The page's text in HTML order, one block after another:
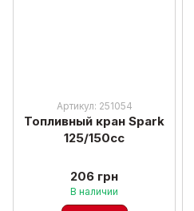
Артикул: 251054
Топливный кран Spark
125/150cc
206 грн
В наличии